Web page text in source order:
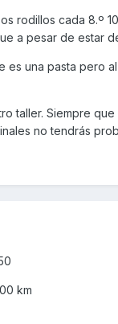
rodillos cada 8.º
a pesar de estar
es una pasta pero
taller. Siempre
no tendrás
km